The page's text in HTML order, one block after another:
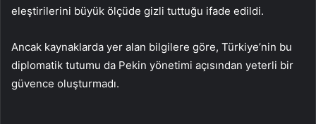
eleştirilerini büyük ölçüde gizli tuttuğu ifade edildi.
Ancak kaynaklarda yer alan bilgilere göre, Türkiye’nin bu
diplomatik tutumu da Pekin yönetimi açısından yeterli bir
güvence oluşturmadı.